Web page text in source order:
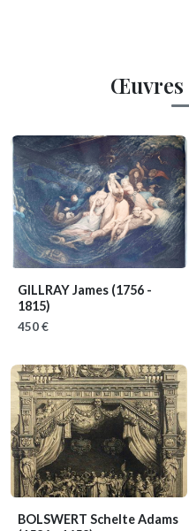
Œuvres
GILLRAY James (1756 -
1815)
450 €
BOLSWERT Schelte Adams